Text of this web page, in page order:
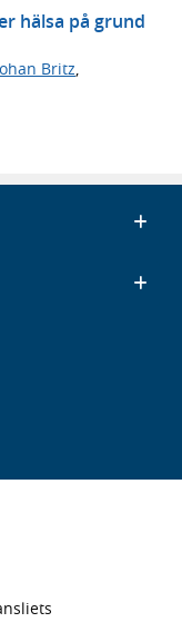
hälsa på grund
Britz